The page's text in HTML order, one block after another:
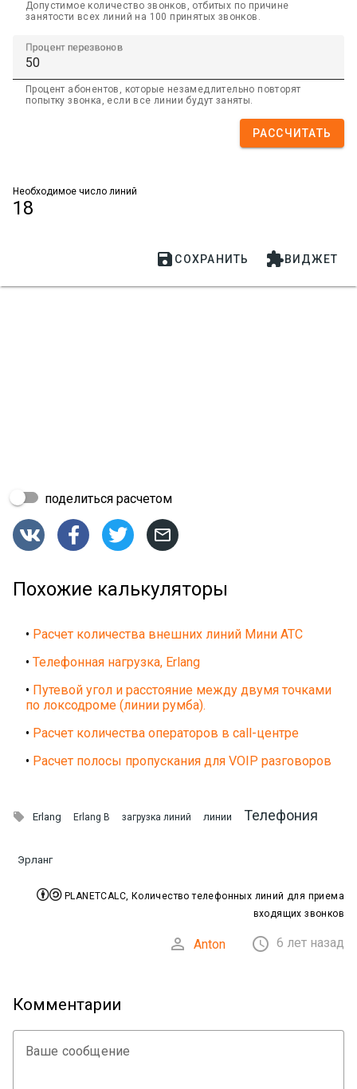
Допустимое количество звонков, отбитых по причине
занятости всех линий на 100 принятых звонков.
Процент перезвонов
Процент абонентов, которые незамедлительно повторят
попытку звонка, если все линии будут заняты.
РАССЧИТАТЬ
Необходимое число линий
18
 СОХРАНИТЬ ВИДЖЕТ
поделиться расчетом
   
Похожие калькуляторы
• Расчет количества внешних линий Мини АТС
• Телефонная нагрузка, Erlang
• Путевой угол и расстояние между двумя точками
по локсодроме (линии румба).
• Расчет количества операторов в call-центре
• Расчет полосы пропускания для VOIP разговоров
 Erlang Erlang B загрузка линий линии Телефония
Эрланг
PLANETCALC, Количество телефонных линий для приема
входящих звонков
 Anton  6 лет назад
Комментарии
Ваше сообщение